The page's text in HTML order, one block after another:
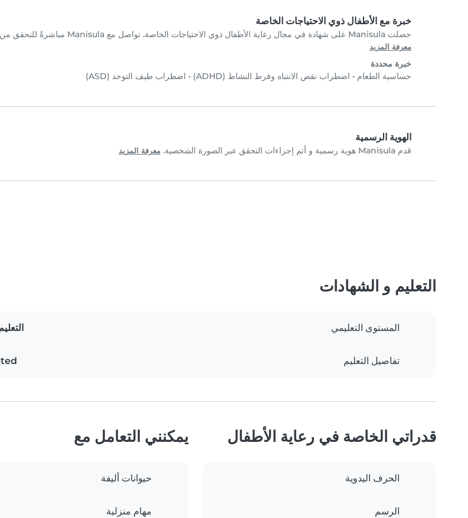
خبرة مع الأطفال ذوي الاحتياجات الخاصة
حصلت Manisula على شهادة في مجال رعاية الأطفال ذوي الاحتياجات الخاصة. تواصل مع Manisula مباشرةً للتحقق من الشهادات.
معرفة المزيد
خبرة محددة
حساسية الطعام • اضطراب نقص الانتباه وفرط النشاط (ADHD) • اضطراب طيف التوحد (ASD)
الهوية الرسمية
قدم Manisula هوية رسمية و أتم إجراءات التحقق عبر الصورة الشخصية. معرفة المزيد
التعليم و الشهادات
المستوى التعليمي
تفاصيل التعليم
قدراتي الخاصة في رعاية الأطفال
الحرف اليدوية
الرسم
يمكنني التعامل مع
حيوانات أليفة
مهام منزلية